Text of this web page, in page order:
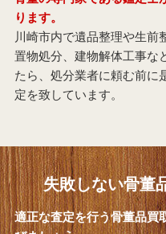
ります。
川崎市内で遺品整理や生前
置物処分、建物解体工事な
たら、処分業者に頼む前に
定を致しています。
失敗しない骨董
適正な査定を行う骨董品買